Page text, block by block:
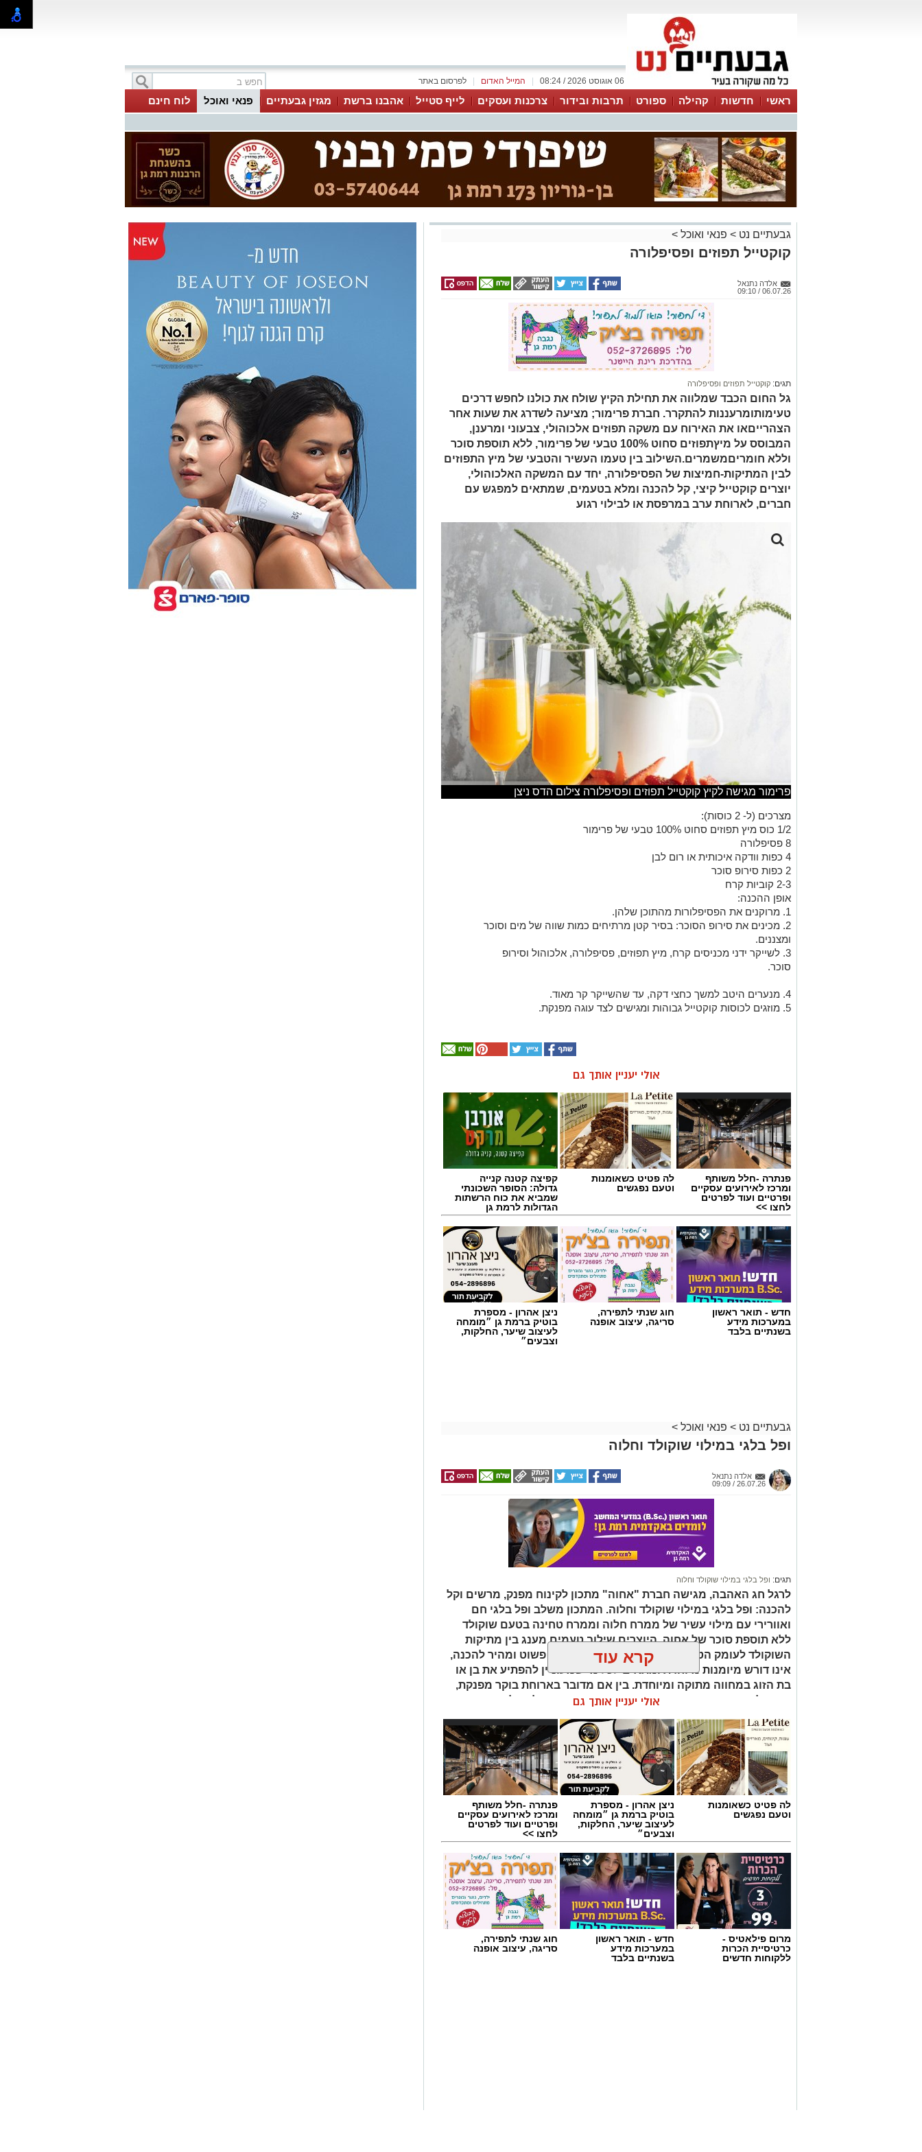
לפרסום באתר המייל האדום 06 אוגוסט 2026 / 08:24
ראשי חדשות קהילה ספורט תרבות ובידור צרכנות ועסקים לייף סטייל אהבנו ברשת מגזין גבעתיים פנאי ואוכל לוח חינם
גבעתיים נט > פנאי ואוכל >
קוקטייל תפוזים ופסיפלורה
אלדה נתנאל
06.07.26 / 09:10
תגים: קוקטייל תפוזים ופסיפלורה
גל החום הכבד שמלווה את תחילת הקיץ שולח את כולנו לחפש דרכים
טעימותומרעננות להתקרר. חברת פרימור; מציעה לשדרג את שעות אחר
הצהרייםאו את האירוח עם משקה תפוזים אלכוהולי, צבעוני ומרענן,
המבוסס על מיץתפוזים סחוט 100% טבעי של פרימור, ללא תוספת סוכר
וללא חומריםמשמרים.השילוב בין טעמו העשיר והטבעי של מיץ התפוזים
לבין המתיקות-חמיצות של הפסיפלורה, יחד עם המשקה האלכוהולי,
יוצרים קוקטייל קיצי, קל להכנה ומלא בטעמים, שמתאים למפגש עם
חברים, לארוחת ערב במרפסת או לבילוי רגוע
פרימור מגישה לקיץ קוקטייל תפוזים ופסיפלורה צילום הדס ניצן
מצרכים (ל- 2 כוסות):
1/2 כוס מיץ תפוזים סחוט 100% טבעי של פרימור
8 פסיפלורה
4 כפות וודקה איכותית או רום לבן
2 כפות סירופ סוכר
2-3 קוביות קרח
אופן ההכנה:
1. מרוקנים את הפסיפלורות מהתוכן שלהן.
2. מכינים את סירופ הסוכר: בסיר קטן מרתיחים כמות שווה של מים וסוכר
ומצננים.
3. לשייקר ידני מכניסים קרח, מיץ תפוזים, פסיפלורה, אלכוהול וסירופ
סוכר.
4. מנערים היטב למשך כחצי דקה, עד שהשייקר קר מאוד.
5. מוזגים לכוסות קוקטייל גבוהות ומגישים לצד עוגה מפנקת.
אולי יעניין אותך גם
פנתרה -חלל משותף
ומרכז לאירועים עסקיים
ופרטיים ועוד לפרטים
לחצו >>
לה פטיט כשאומנות
וטעם נפגשים
קפיצה קטנה קנייה
גדולה: הסופר השכונתי
שמביא את כוח הרשתות
הגדולות לרמת גן
חדש - תואר ראשון
במערכות מידע
בשנתיים בלבד
חוג שנתי לתפירה,
סריגה, עיצוב אופנה
ניצן אהרון - מספרת
בוטיק ברמת גן ״מומחה
לעיצוב שיער, החלקות,
וצבעים״
גבעתיים נט > פנאי ואוכל >
ופל בלגי במילוי שוקולד וחלוה
אלדה נתנאל
26.07.26 / 09:09
תגים: ופל בלגי במילוי שוקולד וחלוה
לרגל חג האהבה, מגישה חברת "אחוה" מתכון לקינוח מפנק, מרשים וקל
להכנה: ופל בלגי במילוי שוקולד וחלוה. המתכון משלב ופל בלגי חם
ואוורירי עם מילוי עשיר של ממרח חלוה וממרח טחינה בטעם שוקולד
ללא תוספת סוכר של אחוה, היוצרים שילוב טעמים מענג בין מתיקות
השוקולד לעומק הטעם הייחודי של החלוה. המתכון פשוט ומהיר להכנה,
אינו דורש מיומנות מיוחדת ומתאים לכל מי שמעוניין להפתיע את בן או
בת הזוג במחווה מתוקה ומיוחדת. בין אם מדובר בארוחת בוקר מפנקת,
קינוח לארוחה רומנטית או פינוק זוגי בסוף היום, הוופל הבלגי בטעם
קרא עוד
אולי יעניין אותך גם
לה פטיט כשאומנות
וטעם נפגשים
ניצן אהרון - מספרת
בוטיק ברמת גן ״מומחה
לעיצוב שיער, החלקות,
וצבעים״
פנתרה -חלל משותף
ומרכז לאירועים עסקיים
ופרטיים ועוד לפרטים
לחצו >>
מרום פילאטיס -
כרטיסיית הכרות
ללקוחות חדשים
חדש - תואר ראשון
במערכות מידע
בשנתיים בלבד
חוג שנתי לתפירה,
סריגה, עיצוב אופנה